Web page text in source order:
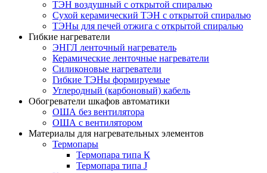
ТЭН воздушный с открытой спиралью
Сухой керамический ТЭН с открытой спиралью
ТЭНы для печей отжига с открытой спиралью
Гибкие нагреватели
ЭНГЛ ленточный нагреватель
Керамические ленточные нагреватели
Силиконовые нагреватели
Гибкие ТЭНы формируемые
Углеродный (карбоновый) кабель
Обогреватели шкафов автоматики
ОША без вентилятора
ОША с вентилятором
Материалы для нагревательных элементов
Термопары
Термопара типа К
Термопара типа J